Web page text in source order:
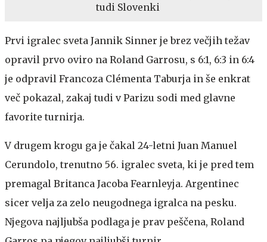
tudi Slovenki
Prvi igralec sveta Jannik Sinner je brez večjih težav
opravil prvo oviro na Roland Garrosu, s 6:1, 6:3 in 6:4
je odpravil Francoza Clémenta Taburja in še enkrat
več pokazal, zakaj tudi v Parizu sodi med glavne
favorite turnirja.
V drugem krogu ga je čakal 24-letni Juan Manuel
Cerundolo, trenutno 56. igralec sveta, ki je pred tem
premagal Britanca Jacoba Fearnleyja. Argentinec
sicer velja za zelo neugodnega igralca na pesku.
Njegova najljubša podlaga je prav peščena, Roland